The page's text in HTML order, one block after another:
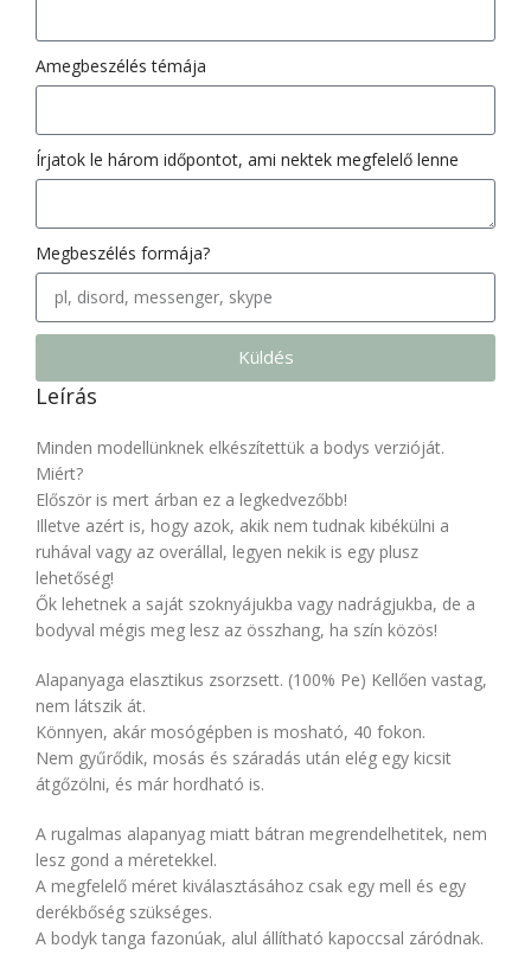
Amegbeszélés témája
Írjatok le három időpontot, ami nektek megfelelő lenne
Megbeszélés formája?
Küldés
Leírás
Minden modellünknek elkészítettük a bodys verzióját.
Miért?
Először is mert árban ez a legkedvezőbb!
Illetve azért is, hogy azok, akik nem tudnak kibékülni a
ruhával vagy az overállal, legyen nekik is egy plusz
lehetőség!
Ők lehetnek a saját szoknyájukba vagy nadrágjukba, de a
bodyval mégis meg lesz az összhang, ha szín közös!
Alapanyaga elasztikus zsorzsett. (100% Pe) Kellően vastag,
nem látszik át.
Könnyen, akár mosógépben is mosható, 40 fokon.
Nem gyűrődik, mosás és száradás után elég egy kicsit
átgőzölni, és már hordható is.
A rugalmas alapanyag miatt bátran megrendelhetitek, nem
lesz gond a méretekkel.
A megfelelő méret kiválasztásához csak egy mell és egy
derékbőség szükséges.
A bodyk tanga fazonúak, alul állítható kapoccsal záródnak.